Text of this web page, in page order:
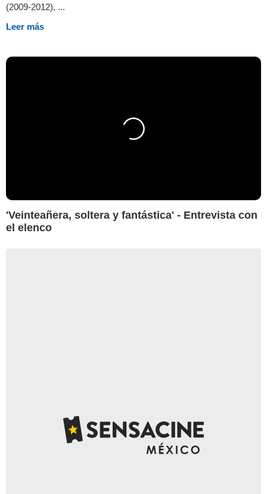
(2009-2012), ...
Leer más
'Veinteañera, soltera y fantástica' - Entrevista con
el elenco